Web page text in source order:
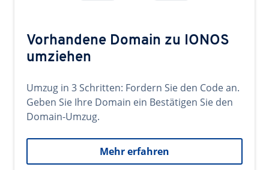
Vorhandene Domain zu IONOS
umziehen
Umzug in 3 Schritten: Fordern Sie den Code an.
Geben Sie Ihre Domain ein Bestätigen Sie den
Domain-Umzug.
Mehr erfahren